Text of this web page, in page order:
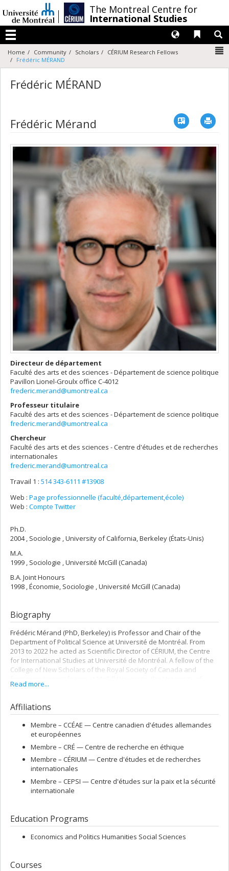
au
contenu
The Montreal Centre for
International Studies
Menu
Liens
Langues
Home Community Scholars
CÉRIUM Research Fellows
Frédéric MÉRAND
Frédéric MÉRAND
Frédéric Mérand Vcard
Directeur de département
Faculté des arts et des sciences - Département de science politique
Pavillon Lionel-Groulx office C-4012
frederic.merand@umontreal.ca
Professeur titulaire
Faculté des arts et des sciences - Département de science politique
frederic.merand@umontreal.ca
Chercheur
Faculté des arts et des sciences - Centre d'études et de recherches
internationales
frederic.merand@umontreal.ca
Travail 1 : 514 343-6111 #13908
Web : Page professionnelle (faculté,département,école)
Web : Compte Twitter
Ph.D.
2004 , Sociologie , University of California, Berkeley (États-Unis)
M.A.
1999 , Sociologie , Université McGill (Canada)
B.A. Joint Honours
1998 , Économie, Sociologie , Université McGill (Canada)
Biography
Frédéric Mérand (PhD, Berkeley) is Professor and Chair of the
Department of Political Science at Université de Montréal. From
2013 to 2022 he acted as Scientific Director of CÉRIUM, the Centre
for International Studies at Université de Montréal. A fellow of the
College of New Scholars of the Royal Society of Canada and
Toronto, LUISS, and Sciences Po Paris, he specializes in the
political economy. His work has been published in the
Common Market Studies, the Journal of European Public Policy,
International Studies Quarterly, Security Studies, Comparative European
Politics, Cooperation and Conflict
Science. He has recently published
Coping with Geopolitical Decline
(McGill-Queen’s University Press, 2020) andThe Political
Commissioner: A European Ethnography(Oxford University Press,
Read more...
Affiliations
Membre – CCÉAE — Centre canadien d'études allemandes
et européennes
Membre – CRÉ — Centre de recherche en éthique
Membre – CÉRIUM — Centre d'études et de recherches
internationales
Membre – CEPSI — Centre d'études sur la paix et la sécurité
internationale
Education Programs
Economics and Politics Humanities Social Sciences
Courses